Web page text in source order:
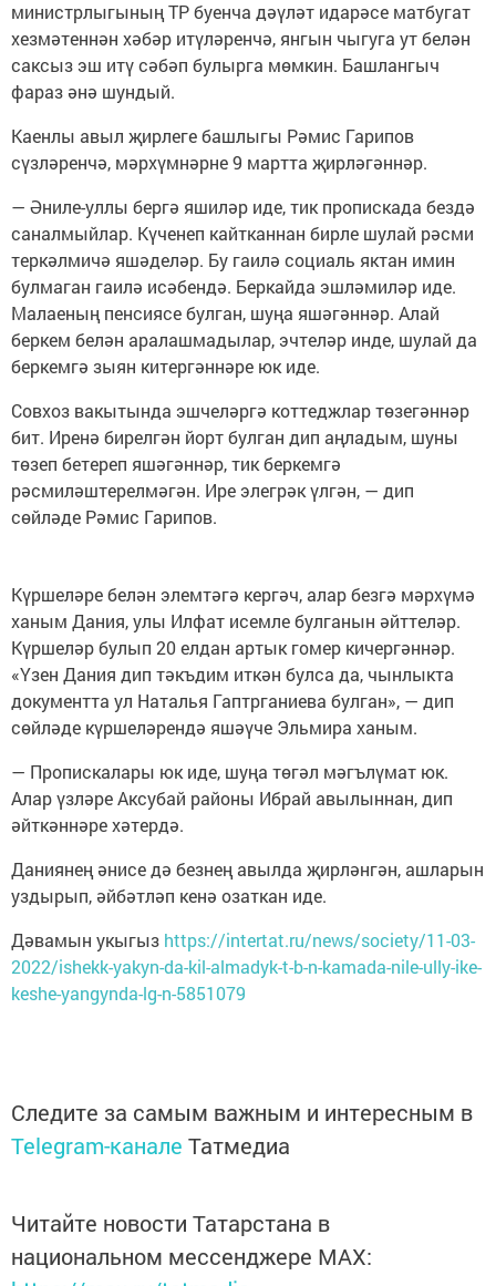
министрлыгының ТР буенча дәүләт идарәсе матбугат
хезмәтеннән хәбәр итүләренчә, янгын чыгуга ут белән
саксыз эш итү сәбәп булырга мөмкин. Башлангыч
фараз әнә шундый.
Каенлы авыл җирлеге башлыгы Рәмис Гарипов
сүзләренчә, мәрхүмнәрне 9 мартта җирләгәннәр.
— Әниле-уллы бергә яшиләр иде, тик пропискада бездә
саналмыйлар. Күченеп кайтканнан бирле шулай рәсми
теркәлмичә яшәделәр. Бу гаилә социаль яктан имин
булмаган гаилә исәбендә. Беркайда эшләмиләр иде.
Малаеның пенсиясе булган, шуңа яшәгәннәр. Алай
беркем белән аралашмадылар, эчтеләр инде, шулай да
беркемгә зыян китергәннәре юк иде.
Совхоз вакытында эшчеләргә коттеджлар төзегәннәр
бит. Иренә бирелгән йорт булган дип аңладым, шуны
төзеп бетереп яшәгәннәр, тик беркемгә
рәсмиләштерелмәгән. Ире элегрәк үлгән, — дип
сөйләде Рәмис Гарипов.
Күршеләре белән элемтәгә кергәч, алар безгә мәрхүмә
ханым Дания, улы Илфат исемле булганын әйттеләр.
Күршеләр булып 20 елдан артык гомер кичергәннәр.
«Үзен Дания дип тәкъдим иткән булса да, чынлыкта
документта ул Наталья Гаптрганиева булган», — дип
сөйләде күршеләрендә яшәүче Эльмира ханым.
— Пропискалары юк иде, шуңа төгәл мәгълүмат юк.
Алар үзләре Аксубай районы Ибрай авылыннан, дип
әйткәннәре хәтердә.
Даниянең әнисе дә безнең авылда җирләнгән, ашларын
уздырып, әйбәтләп кенә озаткан иде.
Дәвамын укыгыз https://intertat.ru/news/society/11-03-
2022/ishekk-yakyn-da-kil-almadyk-t-b-n-kamada-nile-ully-ike-
keshe-yangynda-lg-n-5851079
Следите за самым важным и интересным в
Telegram-канале Татмедиа
Читайте новости Татарстана в
национальном мессенджере MАХ: